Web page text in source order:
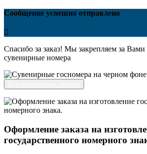
Сообщение успешно отправлено
Спасибо за заказ! Мы закрепляем за
сувенирные номера
Оформление заказа на
государственного номерного